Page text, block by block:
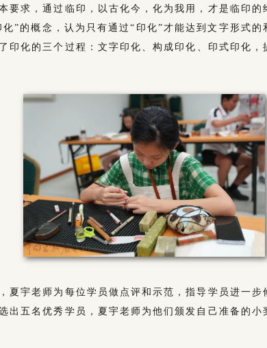
要求，通过临印，以古化今，化为我用，才是临印的
”的概念，认为只有通过“印化”才能达到文字形式的
印化的三个过程：文字印化、构成印化、印式印化，
夏宇老师为每位学员做点评和示范，指导学员进一步
出五名优秀学员，夏宇老师为他们颁发自己准备的小